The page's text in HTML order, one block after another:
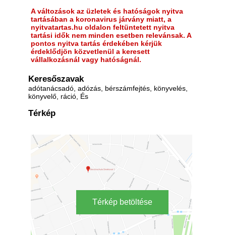
A változások az üzletek és hatóságok nyitva
tartásában a koronavirus járvány miatt, a
nyitvatartas.hu oldalon feltüntetett nyitva
tartási idők nem minden esetben relevánsak. A
pontos nyitva tartás érdekében kérjük
érdeklődjön közvetlenül a keresett
vállalkozásnál vagy hatóságnál.
Keresőszavak
adótanácsadó, adózás, bérszámfejtés, könyvelés,
könyvelő, ráció, És
Térkép
Térkép betöltése